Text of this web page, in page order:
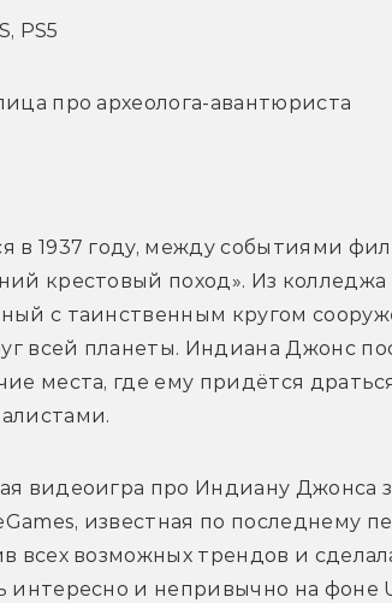
PS5
про археолога-авантюриста
в 1937 году, между событиями
крестовый поход». Из
с таинственным кругом
всей планеты. Индиана Джонс
места, где ему придётся
видеоигра про Индиану Джонса
известная по последнему
всех возможных трендов и
интересно и непривычно на фоне